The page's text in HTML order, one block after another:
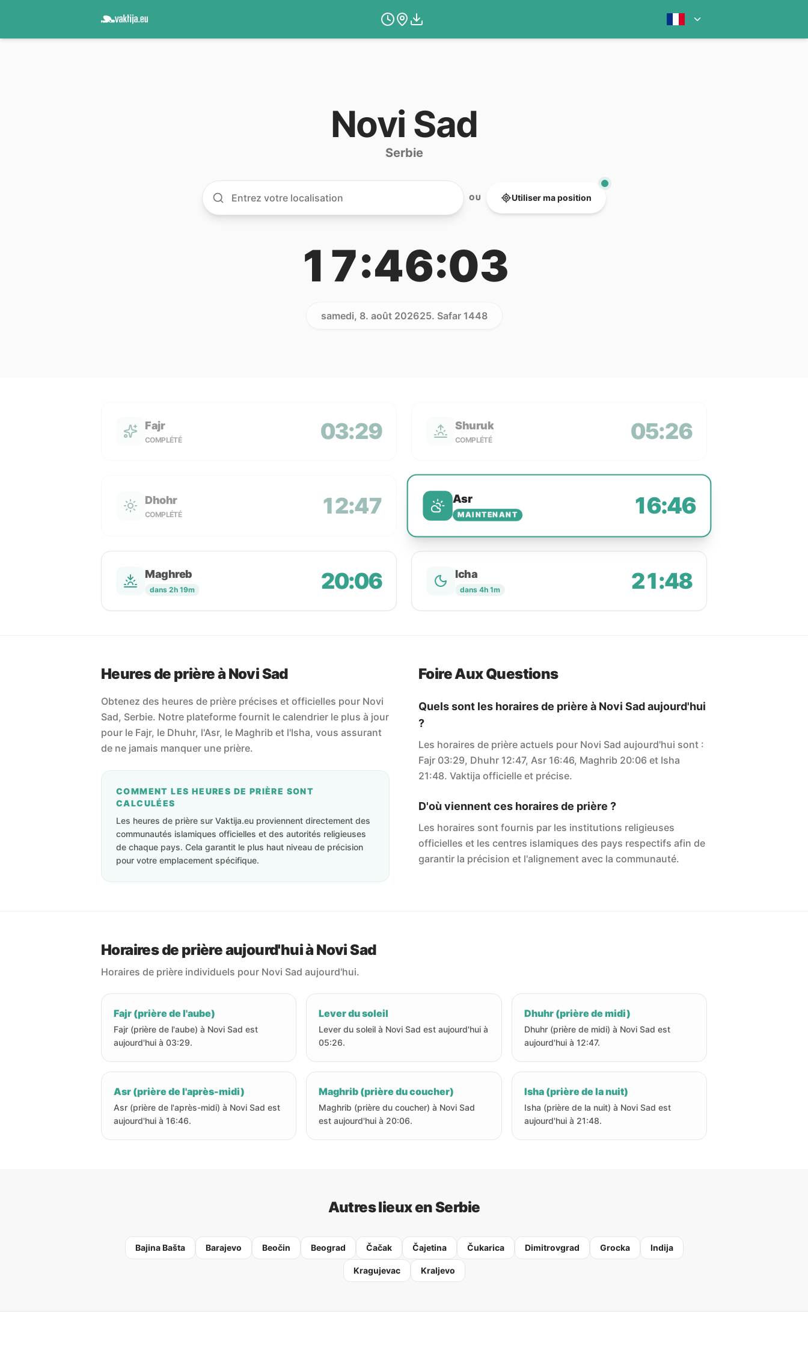
Novi Sad
Serbie
OU Utiliser ma position
17:46:03
samedi, 8. août 202625. Safar 1448
Fajr
COMPLÉTÉ 03:29 Shuruk
COMPLÉTÉ 05:26
Dhohr
COMPLÉTÉ 12:47 Asr
MAINTENANT 16:46
Maghreb
dans 2h 19m 20:06 Icha
dans 4h 1m 21:48
Heures de prière à Novi Sad
Obtenez des heures de prière précises et officielles pour Novi
Sad, Serbie. Notre plateforme fournit le calendrier le plus à jour
pour le Fajr, le Dhuhr, l'Asr, le Maghrib et l'Isha, vous assurant
de ne jamais manquer une prière.
COMMENT LES HEURES DE PRIÈRE SONT
CALCULÉES
Les heures de prière sur Vaktija.eu proviennent directement des
communautés islamiques officielles et des autorités religieuses
de chaque pays. Cela garantit le plus haut niveau de précision
pour votre emplacement spécifique.
Foire Aux Questions
Quels sont les horaires de prière à Novi Sad aujourd'hui
?
Les horaires de prière actuels pour Novi Sad aujourd'hui sont :
Fajr 03:29, Dhuhr 12:47, Asr 16:46, Maghrib 20:06 et Isha
21:48. Vaktija officielle et précise.
D'où viennent ces horaires de prière ?
Les horaires sont fournis par les institutions religieuses
officielles et les centres islamiques des pays respectifs afin de
garantir la précision et l'alignement avec la communauté.
Horaires de prière aujourd'hui à Novi Sad
Horaires de prière individuels pour Novi Sad aujourd'hui.
Fajr (prière de l'aube)
Fajr (prière de l'aube) à Novi Sad est
aujourd'hui à 03:29.
Lever du soleil
Lever du soleil à Novi Sad est aujourd'hui à
05:26.
Dhuhr (prière de midi)
Dhuhr (prière de midi) à Novi Sad est
aujourd'hui à 12:47.
Asr (prière de l'après-midi)
Asr (prière de l'après-midi) à Novi Sad est
aujourd'hui à 16:46.
Maghrib (prière du coucher)
Maghrib (prière du coucher) à Novi Sad
est aujourd'hui à 20:06.
Isha (prière de la nuit)
Isha (prière de la nuit) à Novi Sad est
aujourd'hui à 21:48.
Autres lieux en Serbie
Bajina Bašta Barajevo Beočin Beograd Čačak Čajetina Čukarica Dimitrovgrad Grocka Indija
Kragujevac Kraljevo